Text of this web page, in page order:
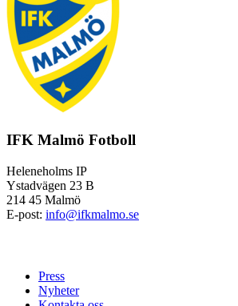
IFK Malmö Fotboll
Heleneholms IP
Ystadvägen 23 B
214 45 Malmö
E-post: info@ifkmalmo.se
Press
Nyheter